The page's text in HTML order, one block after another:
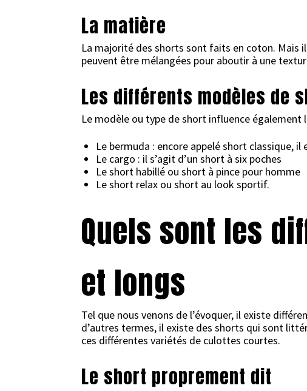
La matière
La majorité des shorts sont faits en coton. Mais
peuvent être mélangées pour aboutir à une
Les différents modèles de
Le modèle ou type de short influence également
Le bermuda : encore appelé short classique,
Le cargo : il s’agit d’un short à six poches
Le short habillé ou short à pince pour homme
Le short relax ou short au look sportif.
Quels sont les
et longs
Tel que nous venons de l’évoquer, il existe
d’autres termes, il existe des shorts qui sont
ces différentes variétés de culottes courtes.
Le short proprement dit